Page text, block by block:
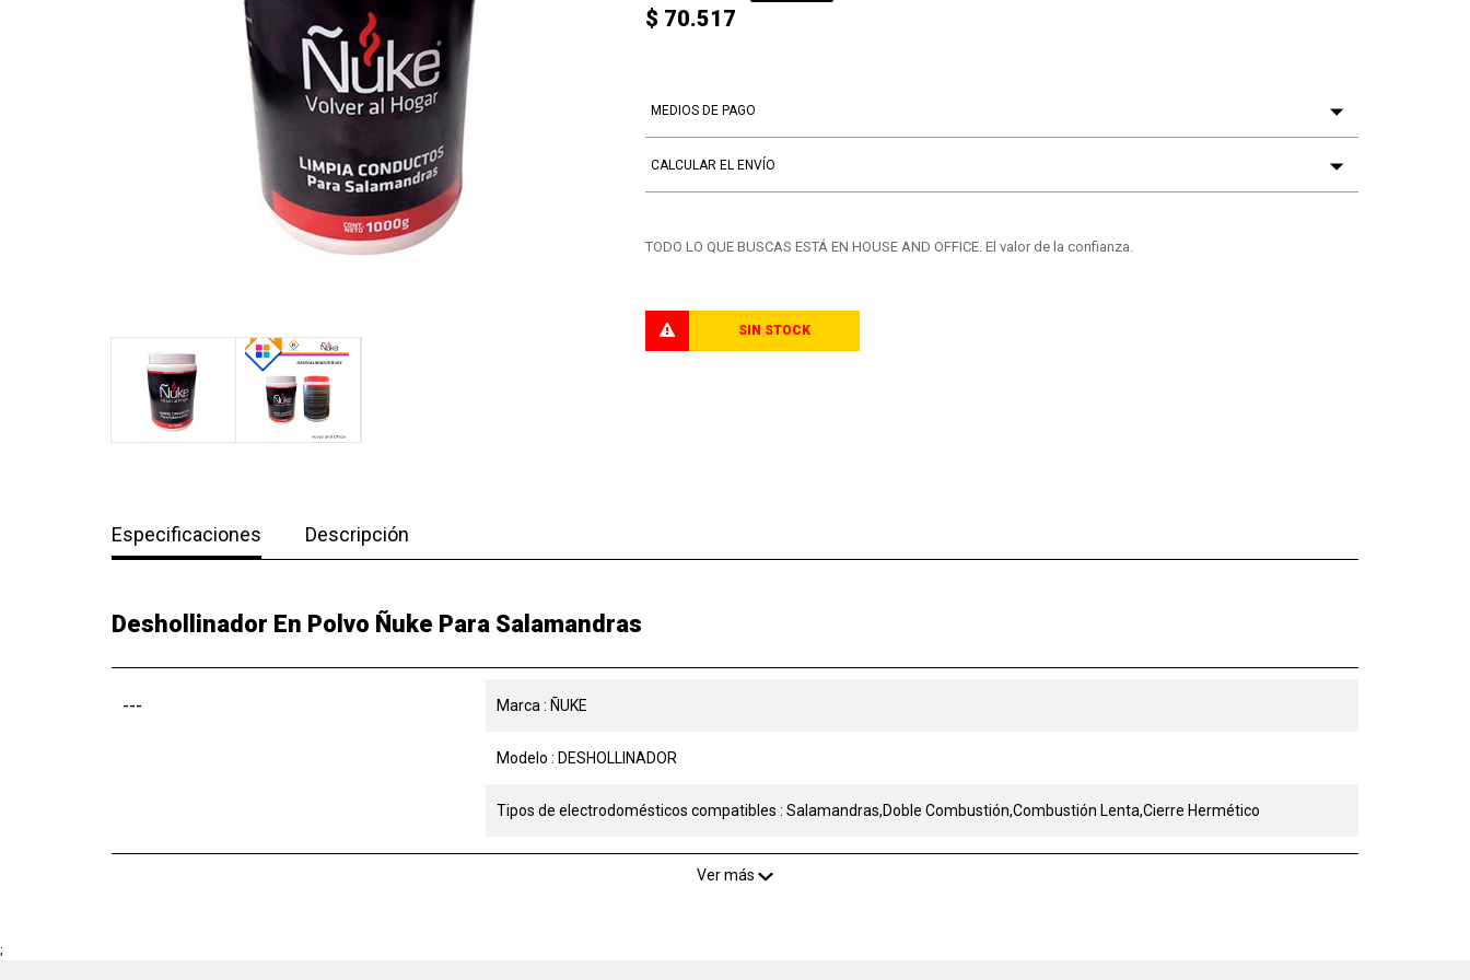
$ 70.517
MEDIOS DE PAGO
CALCULAR EL ENVÍO
TODO LO QUE BUSCAS ESTÁ EN HOUSE AND OFFICE. El valor de la confianza.
SIN STOCK
Especificaciones Descripción
Deshollinador En Polvo Ñuke Para Salamandras
--- Marca : ÑUKE
Modelo : DESHOLLINADOR
Tipos de electrodomésticos compatibles : Salamandras,Doble Combustión,Combustión Lenta,Cierre Hermético
Ver más
;